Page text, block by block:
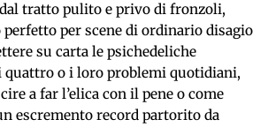
tratto pulito e privo di fronzoli,
per scene di ordinario disagio
su carta le psichedeliche
o i loro problemi quotidiani,
a far l’elica con il pene o come
escremento record partorito da